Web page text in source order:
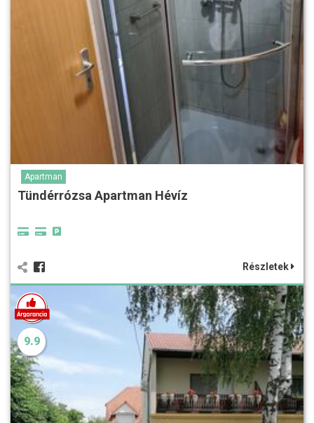
Apartman
Tündérrózsa Apartman Hévíz
Részletek
9.9